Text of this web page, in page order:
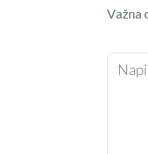
Važna